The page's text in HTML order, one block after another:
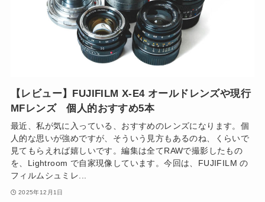
【レビュー】FUJIFILM X-E4 オールドレンズや現行
MFレンズ 個人的おすすめ5本
最近、私が気に入っている、おすすめのレンズになります。個
人的な思いが強めですが、そういう見方もあるのね、くらいで
見てもらえれば嬉しいです。編集は全てRAWで撮影したもの
を、Lightroom で自家現像しています。今回は、FUJIFILM の
フィルムシュミレ...
2025年12月1日